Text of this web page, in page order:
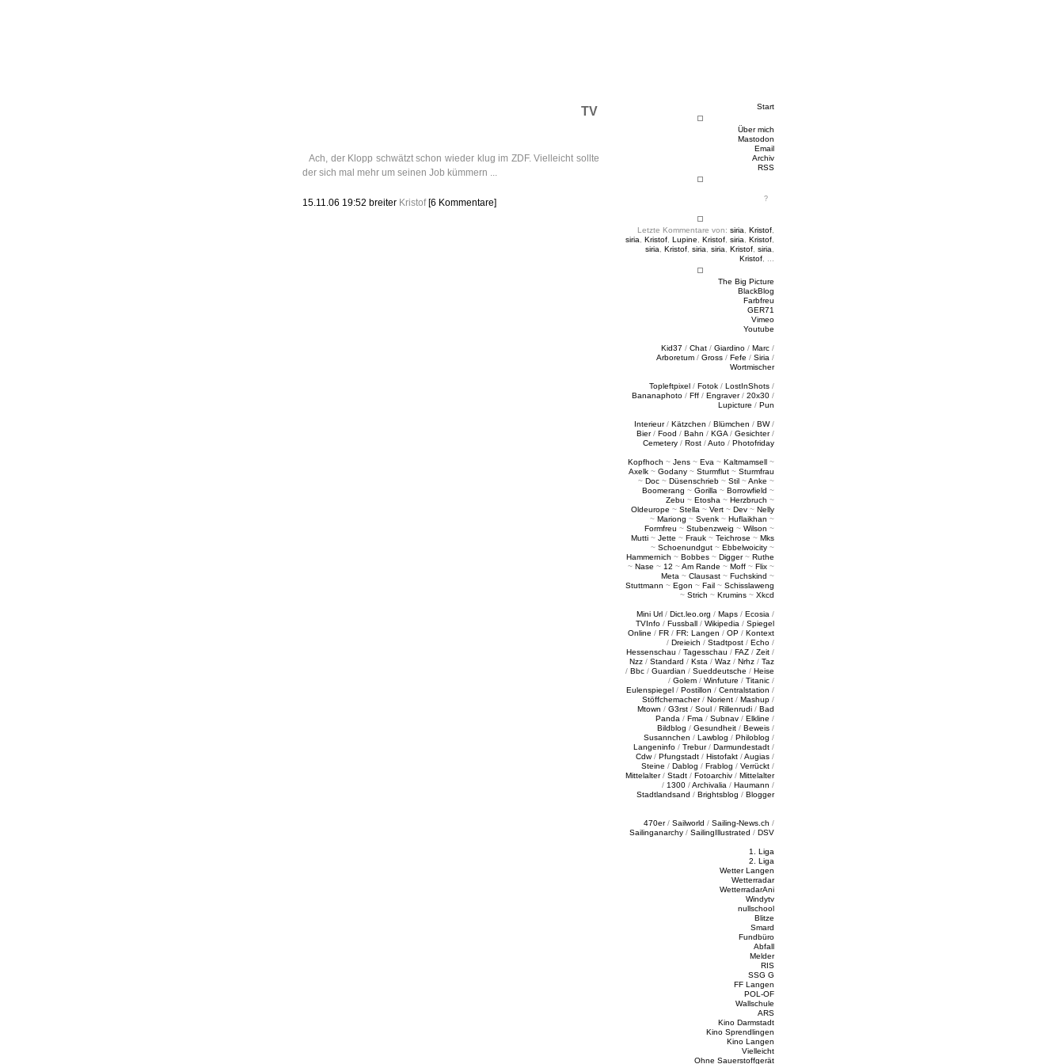
Start
Über mich
Mastodon
Email
Archiv
RSS
Letzte Kommentare von: siria Kristof
siria
Kristof Lupine Kristof siria Kristof
siria
Kristof siria siria Kristof siria
Kristof
The Big Picture
BlackBlog
Farbfreu
GER71
Vimeo
Youtube
Kid37 / Chat / Giardino / Marc /
Arboretum / Gross / Fefe / Siria /
Wortmischer
Topleftpixel / Fotok / LostInShots /
Bananaphoto / Fff / Engraver/ 20x30 /
Lupicture / Pun
Interieur/ Kätzchen / Blümchen / BW/
Bier/ Food / Bahn / KGA / Gesichter/
Cemetery / Rost /Auto / Photofriday
Kopfhoch ~ Jens ~ Eva ~ Kaltmamsell ~
Axelk ~ Godany ~ Sturmflut ~ Sturmfrau
~ Doc ~ Düsenschrieb ~ Stil ~Anke ~
Boomerang ~ Gorilla ~ Borrowfield ~
Zebu ~ Etosha ~ Herzbruch ~
Oldeurope ~ Stella ~ Vert ~ Dev ~ Nelly
~ Mariong ~ Svenk ~ Huflaikhan ~
Formfreu ~ Stubenzweig ~ Wilson ~
Mutti ~ Jette ~ Frauk ~ Teichrose ~ Mks
~ Schoenundgut ~ Ebbelwoicity ~
Hammernich ~ Bobbes ~ Digger~ Ruthe
~ Nase ~ 12 ~Am Rande ~ Moff ~ Flix ~
Meta ~ Clausast ~ Fuchskind ~
Stuttmann ~ Egon ~ Fail ~ Schisslaweng
~ Strich ~ Krumins ~ Xkcd
Mini Url / Dict.leo.org / Maps / Ecosia /
TVInfo / Fussball / Wikipedia / Spiegel
Online / FR / FR: Langen / OP / Kontext
/ Dreieich / Stadtpost / Echo /
Hessenschau / Tagesschau / FAZ / Zeit /
Nzz / Standard / Ksta / Waz / Nrhz / Taz
/ Bbc / Guardian / Sueddeutsche / Heise
/ Golem / Winfuture / Titanic /
Eulenspiegel / Postillon / Centralstation /
Stöffchemacher/ Norient / Mashup /
Mtown / G3rst / Soul / Rillenrudi / Bad
Panda / Fma / Subnav / Elkline /
Bildblog / Gesundheit / Beweis /
Susannchen / Lawblog / Philoblog /
Langeninfo / Trebur/ Darmundestadt /
Cdw/ Pfungstadt / Histofakt /Augias /
Steine / Dablog / Frablog / Verrückt /
Mittelalter/ Stadt / Fotoarchiv / Mittelalter
/ 1300 /Archivalia / Haumann /
Stadtlandsand / Brightsblog / Blogger
470er/ Sailworld / Sailing-News.ch /
Sailinganarchy / SailingIllustrated / DSV
1. Liga
2. Liga
Wetter Langen
Wetterradar
WetterradarAni
Windytv
nullschool
Blitze
Smard
Fundbüro
Abfall
Melder
RIS
SSG G
FF Langen
POL-OF
Wallschule
ARS
Kino Darmstadt
Kino Sprendlingen
Kino Langen
Vielleicht
Ohne Sauerstoffgerät
TV
Ach, der Klopp schwätzt schon wieder klug im ZDF. Vielleicht sollte
der sich mal mehr um seinen Job kümmern ...
15.11.06 19:52 breiter Kristof [6 Kommentare]